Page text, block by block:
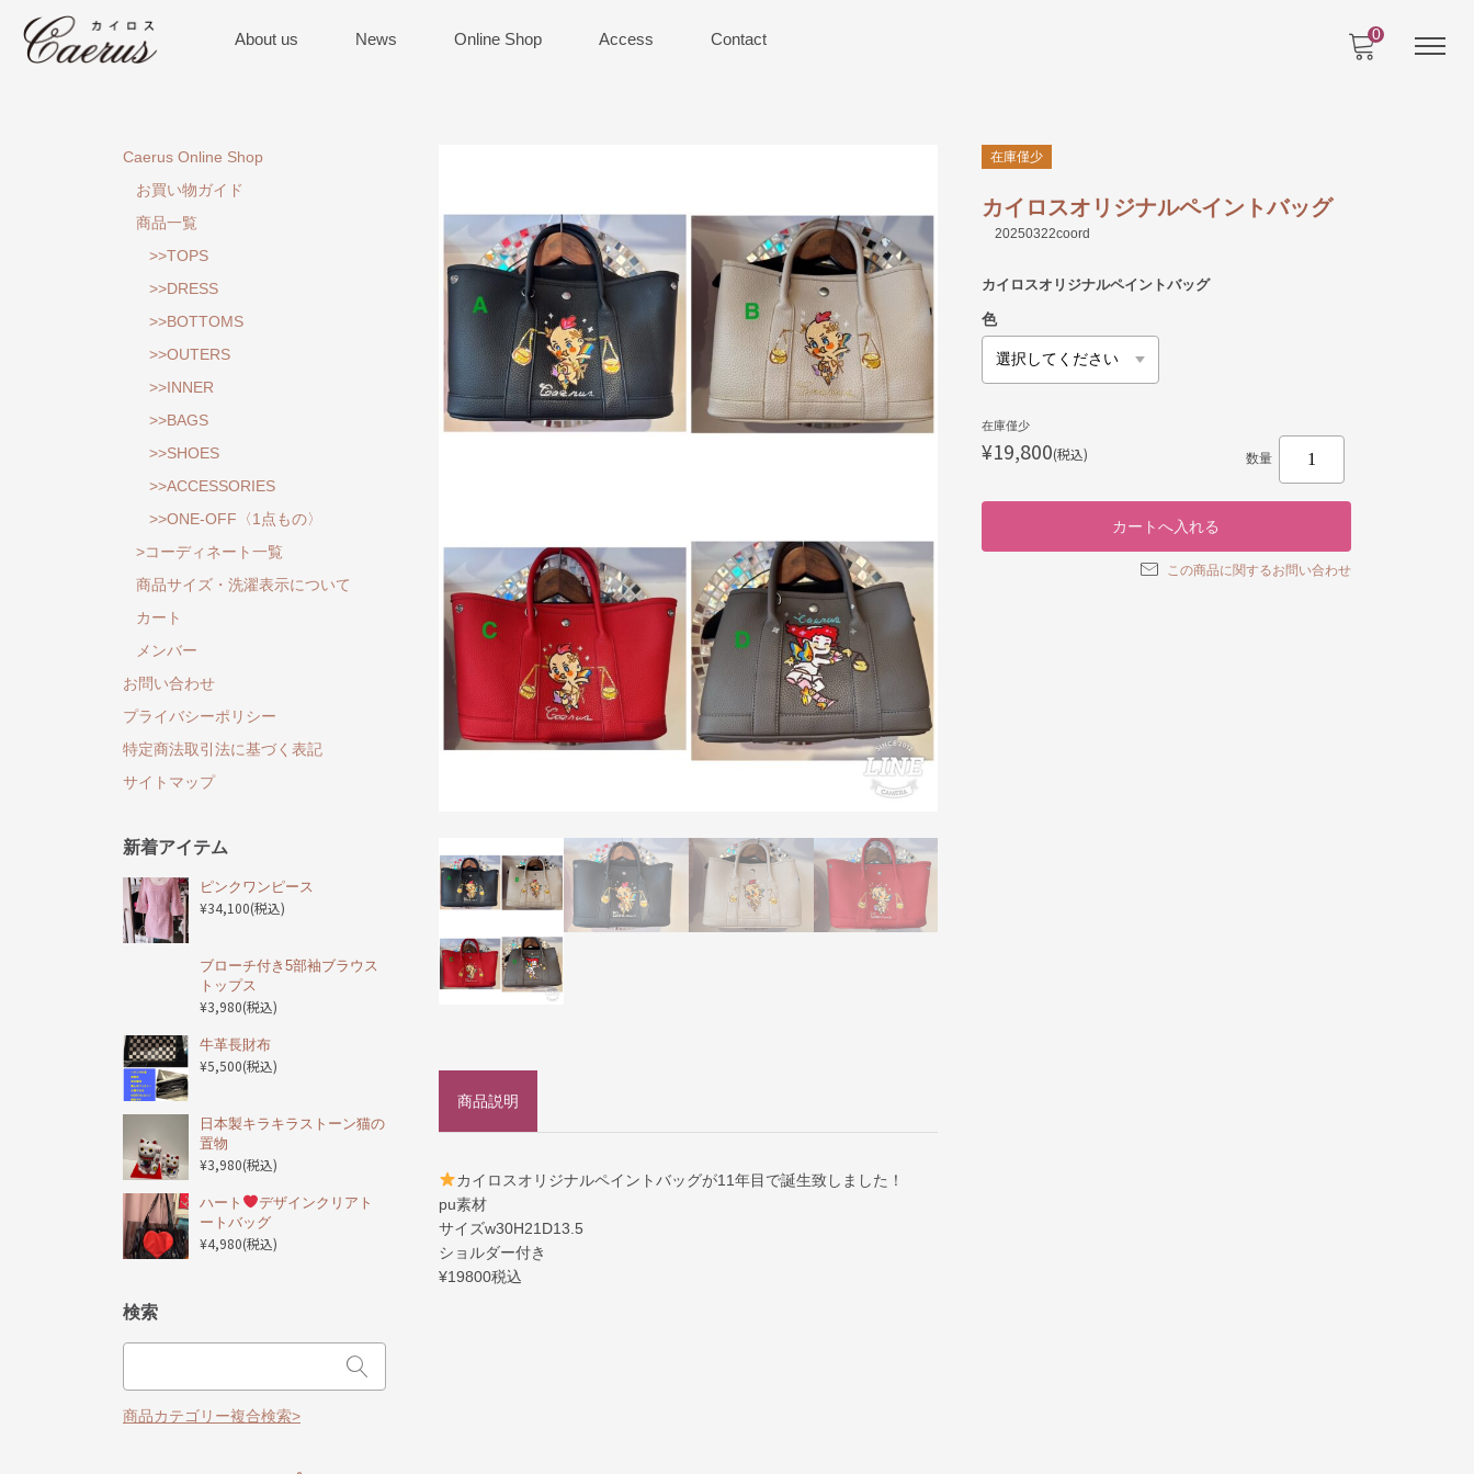
About us News Online Shop Access Contact 0
在庫僅少
カイロスオリジナルペイントバッグ
20250322coord
カイロスオリジナルペイントバッグ
色
在庫僅少
¥19,800(税込) 数量
この商品に関するお問い合わせ
商品説明
カイロスオリジナルペイントバッグが11年目で誕生致しました！
pu素材
サイズw30H21D13.5
ショルダー付き
¥19800税込
Caerus Online Shop
お買い物ガイド
商品一覧
>>TOPS
>>DRESS
>>BOTTOMS
>>OUTERS
>>INNER
>>BAGS
>>SHOES
>>ACCESSORIES
>>ONE-OFF〈1点もの〉
>コーディネート一覧
商品サイズ・洗濯表示について
カート
メンバー
お問い合わせ
プライバシーポリシー
特定商法取引法に基づく表記
サイトマップ
新着アイテム
ピンクワンピース
¥34,100(税込)
ブローチ付き5部袖ブラウス
トップス
¥3,980(税込)
️牛革長財布
¥5,500(税込)
日本製キラキラストーン猫の
置物
¥3,980(税込)
ハート
デザインクリアト
ートバッグ
¥4,980(税込)
検索
商品カテゴリー複合検索>